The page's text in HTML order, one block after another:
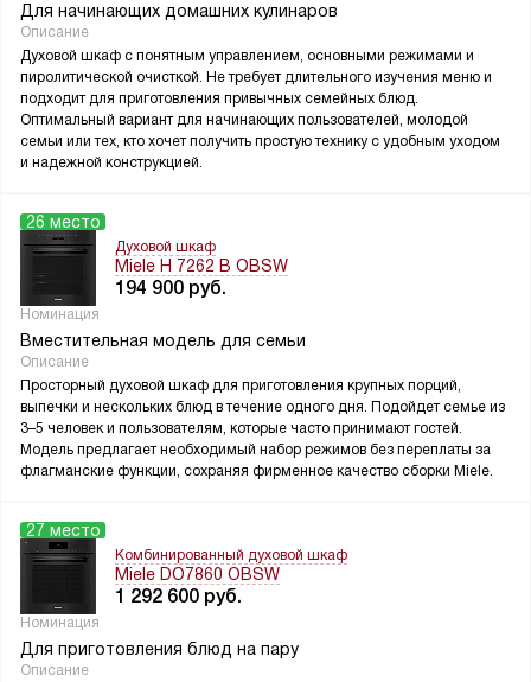
Для начинающих домашних кулинаров
Описание
Духовой шкаф с понятным управлением, основными режимами и
пиролитической очисткой. Не требует длительного изучения меню и
подходит для приготовления привычных семейных блюд.
Оптимальный вариант для начинающих пользователей, молодой
семьи или тех, кто хочет получить простую технику с удобным уходом
и надежной конструкцией.
26 место
Духовой шкаф
Miele H 7262 B OBSW
194 900 руб.
Номинация
Вместительная модель для семьи
Описание
Просторный духовой шкаф для приготовления крупных порций,
выпечки и нескольких блюд в течение одного дня. Подойдет семье из
3–5 человек и пользователям, которые часто принимают гостей.
Модель предлагает необходимый набор режимов без переплаты за
флагманские функции, сохраняя фирменное качество сборки Miele.
27 место
Комбинированный духовой шкаф
Miele DO7860 OBSW
1 292 600 руб.
Номинация
Для приготовления блюд на пару
Описание